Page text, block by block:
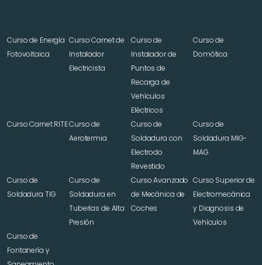
Curso de Energía
Fotovoltaica
Curso Carnet de
Instalador
Electricista
Curso de
Instalador de
Puntos de
Recarga de
Vehículos
Eléctricos
Curso de
Domótica
Curso Carnet RITECurso de
Aerotermia
Curso de
Soldadura con
Electrodo
Revestido
Curso de
Soldadura MIG-
MAG
Curso de
Soldadura TIG
Curso de
Soldadura en
Tuberías de Alta
Presión
Curso Avanzado
de Mecánica de
Coches
Curso Superior de
Electromecánica
y Diagnosis de
Vehículos
Curso de
Fontanería y